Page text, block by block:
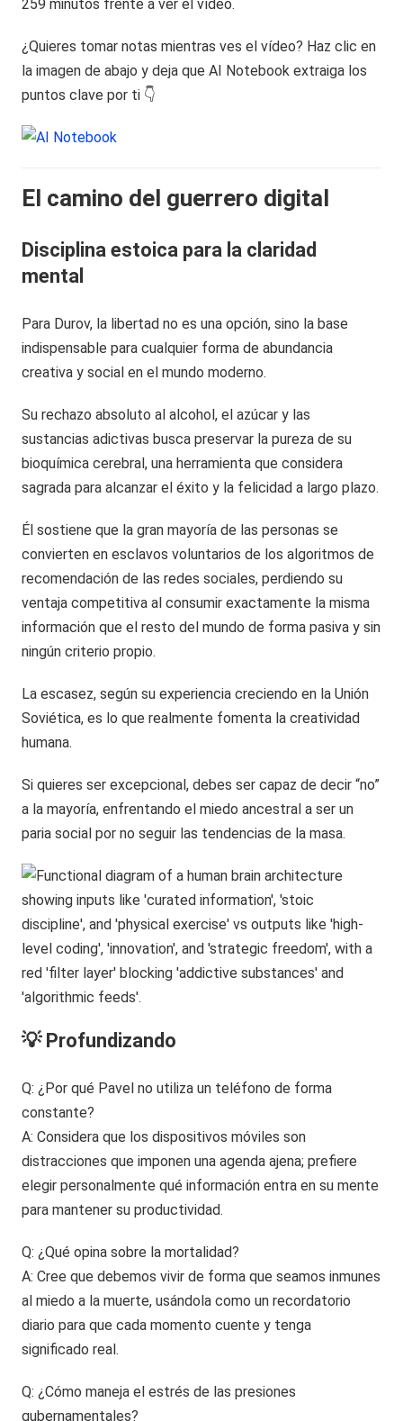
259 minutos frente a ver el vídeo.
¿Quieres tomar notas mientras ves el vídeo? Haz clic en
la imagen de abajo y deja que AI Notebook extraiga los
puntos clave por ti 👇
El camino del guerrero digital
Disciplina estoica para la claridad
mental
Para Durov, la libertad no es una opción, sino la base
indispensable para cualquier forma de abundancia
creativa y social en el mundo moderno.
Su rechazo absoluto al alcohol, el azúcar y las
sustancias adictivas busca preservar la pureza de su
bioquímica cerebral, una herramienta que considera
sagrada para alcanzar el éxito y la felicidad a largo plazo.
Él sostiene que la gran mayoría de las personas se
convierten en esclavos voluntarios de los algoritmos de
recomendación de las redes sociales, perdiendo su
ventaja competitiva al consumir exactamente la misma
información que el resto del mundo de forma pasiva y sin
ningún criterio propio.
La escasez, según su experiencia creciendo en la Unión
Soviética, es lo que realmente fomenta la creatividad
humana.
Si quieres ser excepcional, debes ser capaz de decir “no”
a la mayoría, enfrentando el miedo ancestral a ser un
paria social por no seguir las tendencias de la masa.
💡 Profundizando
Q: ¿Por qué Pavel no utiliza un teléfono de forma
constante?
A: Considera que los dispositivos móviles son
distracciones que imponen una agenda ajena; prefiere
elegir personalmente qué información entra en su mente
para mantener su productividad.
Q: ¿Qué opina sobre la mortalidad?
A: Cree que debemos vivir de forma que seamos inmunes
al miedo a la muerte, usándola como un recordatorio
diario para que cada momento cuente y tenga
significado real.
Q: ¿Cómo maneja el estrés de las presiones
gubernamentales?